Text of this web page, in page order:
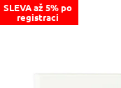
SLEVA až 5% po
registraci